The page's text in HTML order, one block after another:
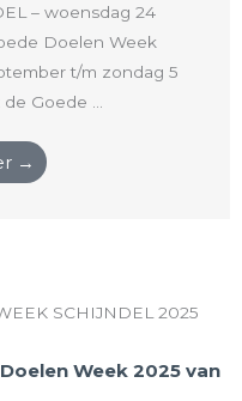
– woensdag 24
Doelen Week
t/m zondag 5
Goede ...
→
SCHIJNDEL 2025
Week 2025 van